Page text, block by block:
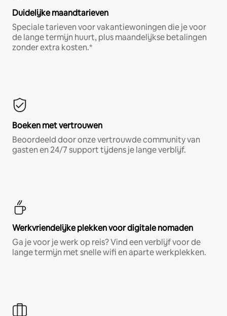
Duidelijke maandtarieven
Speciale tarieven voor vakantiewoningen die je voor
de lange termijn huurt, plus maandelijkse betalingen
zonder extra kosten.*
Boeken met vertrouwen
Beoordeeld door onze vertrouwde community van
gasten en 24/7 support tijdens je lange verblijf.
Werkvriendelijke plekken voor digitale nomaden
Ga je voor je werk op reis? Vind een verblijf voor de
lange termijn met snelle wifi en aparte werkplekken.